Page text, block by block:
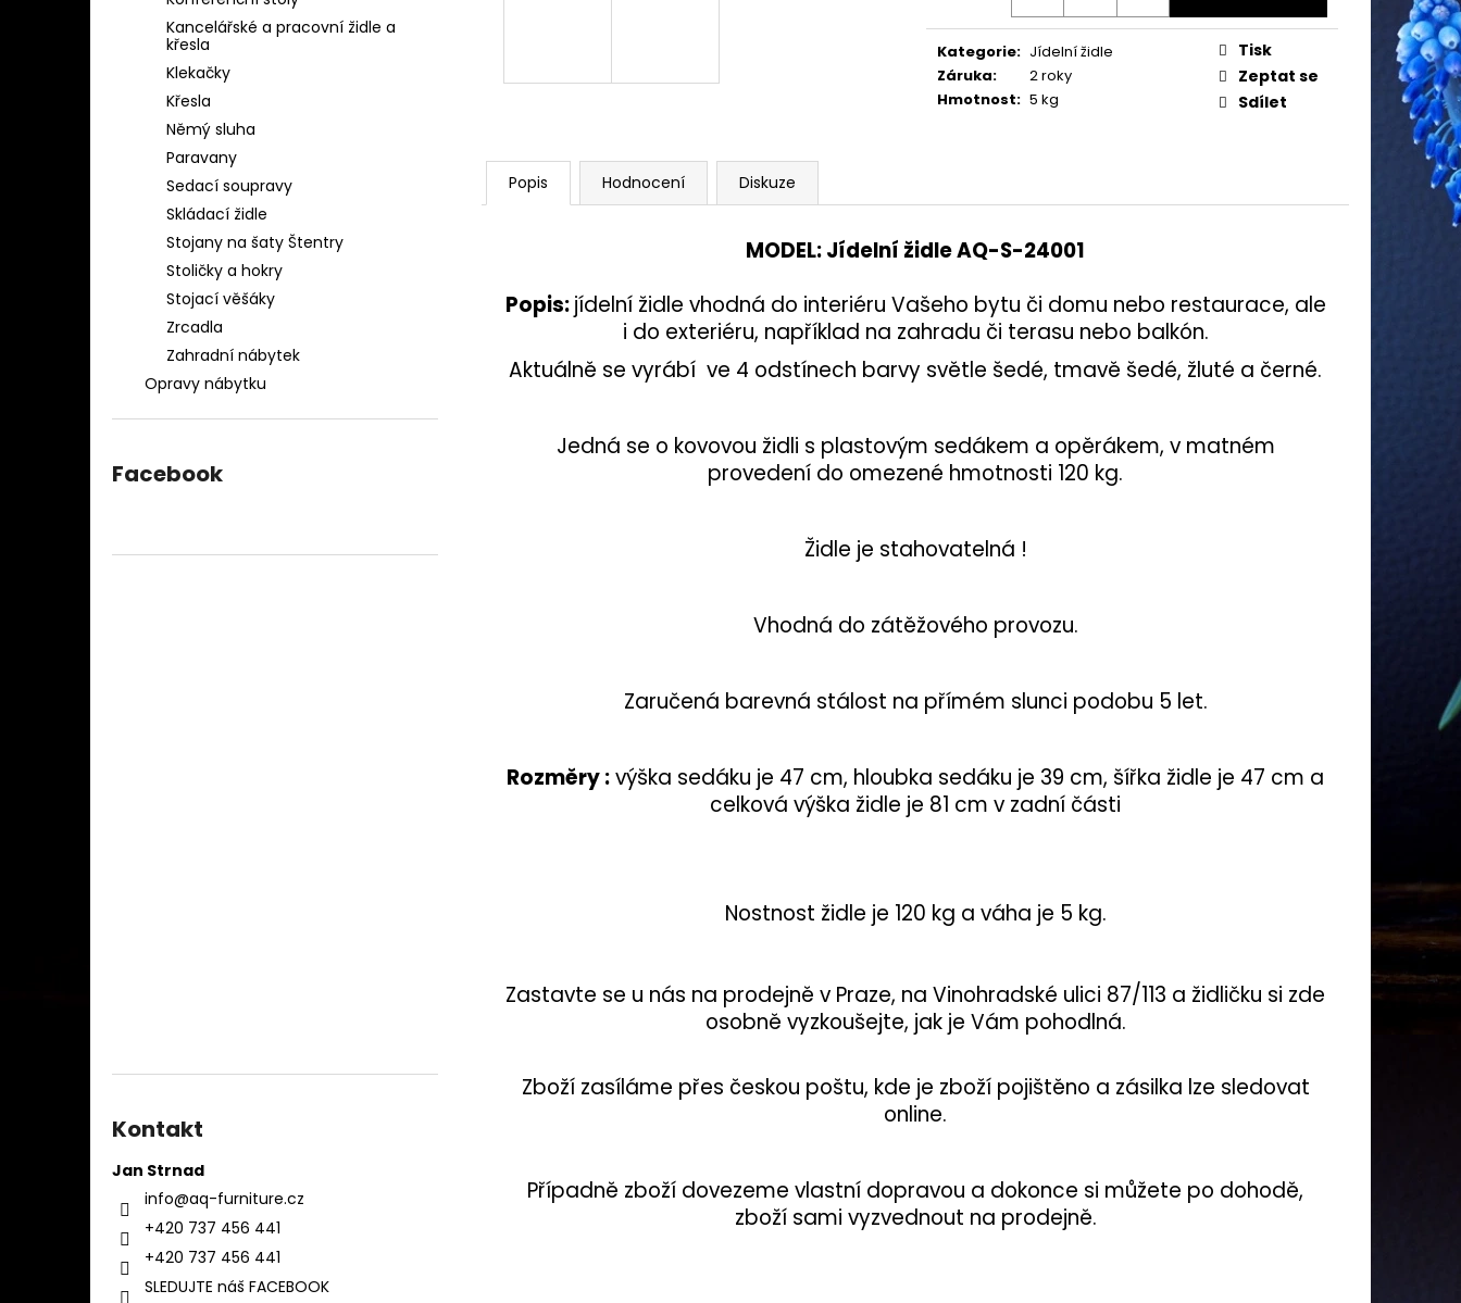
Kancelářské a pracovní židle a
křesla
Klekačky
Křesla
Němý sluha
Paravany
Sedací soupravy
Skládací židle
Stojany na šaty Štentry
Stoličky a hokry
Stojací věšáky
Zrcadla
Zahradní nábytek
Opravy nábytku
Facebook
Kontakt
Jan Strnad
info@aq-furniture.cz
+420 737 456 441
+420 737 456 441
SLEDUJTE náš FACEBOOK
Kategorie: Jídelní židle
Záruka:
2 roky
Hmotnost: 5 kg
Tisk
Zeptat se
Sdílet
Popis Hodnocení Diskuze
MODEL: Jídelní židle AQ-S-24001
Popis:jídelní židle vhodná do interiéru Vašeho bytu či domu nebo restaurace, ale
i do exteriéru, například na zahradu či terasu nebo balkón.
Aktuálně se vyrábí ve 4 odstínech barvy světle šedé, tmavě šedé, žluté a černé.
Jedná se o kovovou židli s plastovým sedákem a opěrákem, v matném
provedení do omezené hmotnosti 120 kg.
Židle je stahovatelná !
Vhodná do zátěžového provozu.
Zaručená barevná stálost na přímém slunci podobu 5 let.
Rozměry :výška sedáku je 47 cm, hloubka sedáku je 39 cm, šířka židle je 47 cm a
celková výška židle je 81 cm v zadní části
Nostnost židle je 120 kg a váha je 5 kg.
Zastavte se u nás na prodejně v Praze, na Vinohradské ulici 87/113 a židličku si zde
osobně vyzkoušejte, jak je Vám pohodlná.
Zboží zasíláme přes českou poštu, kde je zboží pojištěno a zásilka lze sledovat
online.
Případně zboží dovezeme vlastní dopravou a dokonce si můžete po dohodě,
zboží sami vyzvednout na prodejně.
1 280 Kč